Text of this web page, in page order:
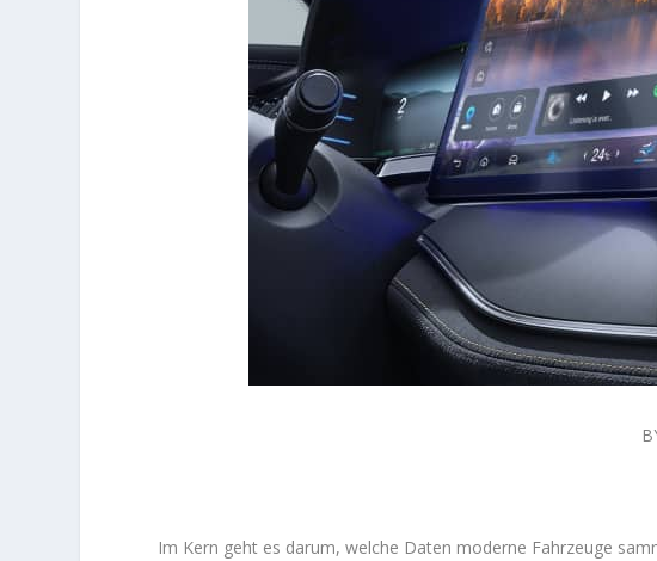
Im Kern geht es darum, welche Daten moderne Fahrzeuge